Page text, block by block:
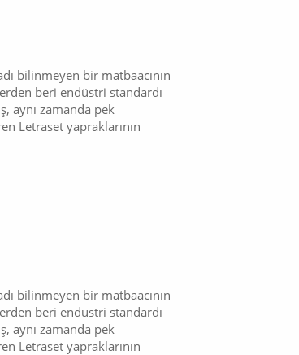
bilinmeyen bir matbaacının
beri endüstri standardı
aynı zamanda pek
Letraset yapraklarının
bilinmeyen bir matbaacının
beri endüstri standardı
aynı zamanda pek
Letraset yapraklarının